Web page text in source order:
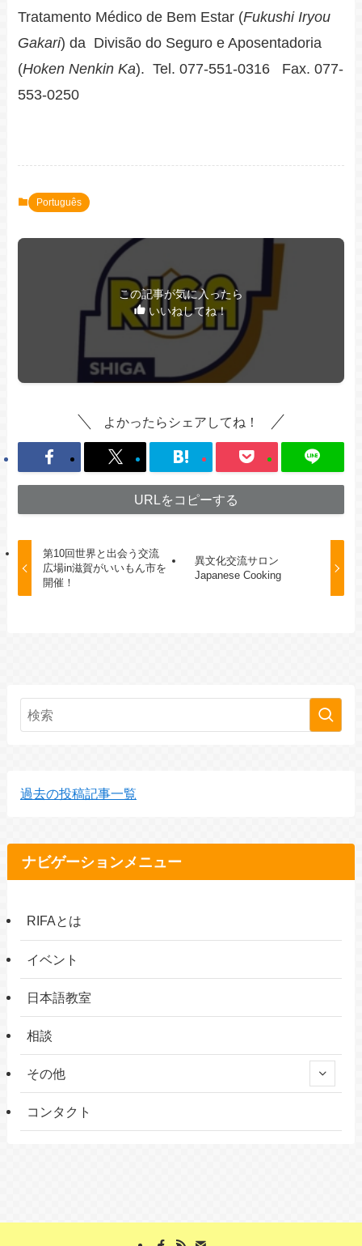
Tratamento Médico de Bem Estar (Fukushi Iryou
Gakari) da Divisão do Seguro e Aposentadoria
(Hoken Nenkin Ka). Tel. 077-551-0316 Fax. 077-
553-0250
Português
この記事が気に入ったら
いいねしてね！
よかったらシェアしてね！
URLをコピーする
第10回世界と出会う交流
広場in滋賀がいいもん市を
開催！
異文化交流サロン
Japanese Cooking
過去の投稿記事一覧
ナビゲーションメニュー
RIFAとは
イベント
日本語教室
相談
その他
コンタクト